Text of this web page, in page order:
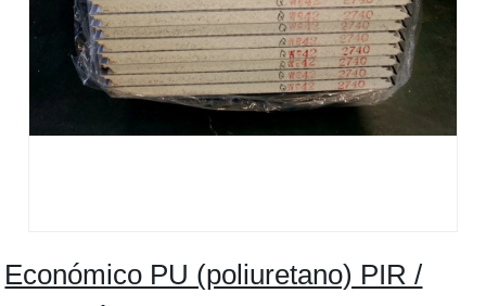
Económico PU (poliuretano) PIR /